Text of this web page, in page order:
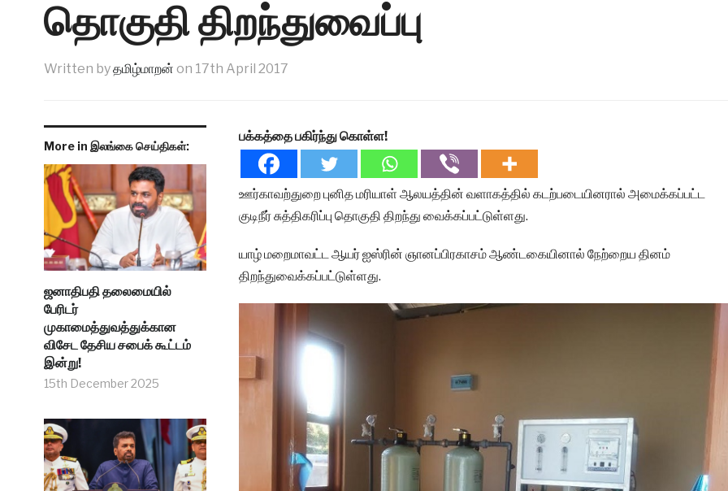
தொகுதி திறந்துவைப்பு
Written byதமிழ்மாறன் on 17th April 2017
More in இலங்கை செய்திகள்:
ஜனாதிபதி தலைமையில்
பேரிடர்
முகாமைத்துவத்துக்கான
விசேட தேசிய சபைக் கூட்டம்
இன்று!
15th December 2025
பக்கத்தை பகிர்ந்து கொள்ள!
ஊர்காவற்துறை புனித மரியாள் ஆலயத்தின் வளாகத்தில் கடற்படையினரால் அமைக்கப்பட்ட
குடிநீர் சுத்திகரிப்பு தொகுதி திறந்து வைக்கப்பட்டுள்ளது.
யாழ் மறைமாவட்ட ஆயர் ஐஸ்ரின் ஞானப்பிரகாசம் ஆண்டகையினால் நேற்றைய தினம்
திறந்துவைக்கப்பட்டுள்ளது.